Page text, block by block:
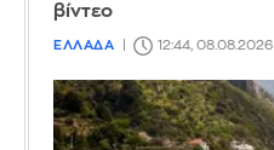
βίντεο
ΕΛΛΑΔΑ 12:44, 08.08.2026